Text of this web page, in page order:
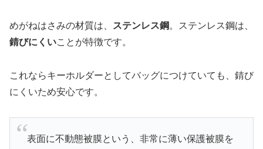
めがねはさみの材質は、 ステンレス鋼 。ステンレス鋼は、
錆びにくいことが特徴です。
これならキーホルダーとしてバッグにつけていても、錆び
にくいため安心です。
表面に不動態被膜という、非常に薄い保護被膜を